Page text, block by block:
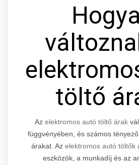
töltő
Az elektromos autó töltő árak
függvényében, és számos
árakat. Az elektromos autó töltők
eszközök, a munkadíj és az